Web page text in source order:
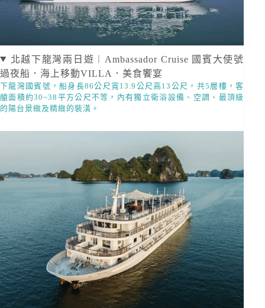
北越下龍灣兩日遊︱Ambassador Cruise 國賓大使號
過夜船．海上移動VILLA．美食饗宴
下龍灣國賓號，船身長86公尺寬13.9公尺高13公尺，共5層樓，客
艙面積約30~38平方公尺不等，內有獨立衛浴設備、空調、最頂級
的陽台景緻及精緻的裝潢。